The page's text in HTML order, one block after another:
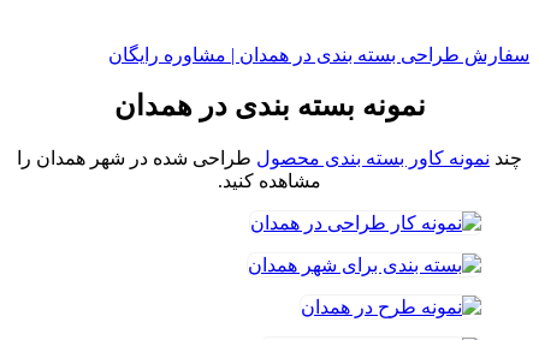
سفارش طراحی بسته بندی در همدان | مشاوره رایگان
نمونه بسته بندی در همدان
چند نمونه کاور بسته بندی محصول طراحی شده در شهر همدان را
مشاهده کنید.